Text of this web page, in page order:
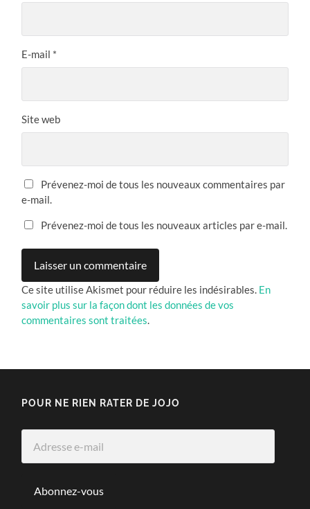
E-mail *
Site web
Prévenez-moi de tous les nouveaux commentaires par
e-mail.
Prévenez-moi de tous les nouveaux articles par e-mail.
Ce site utilise Akismet pour réduire les indésirables. En
savoir plus sur la façon dont les données de vos
commentaires sont traitées
POUR NE RIEN RATER DE JOJO
Abonnez-vous